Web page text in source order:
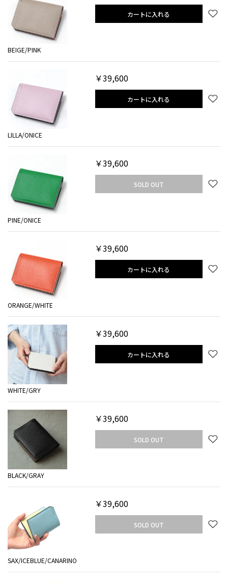
BEIGE/PINK
カートに入れる
LILLA/ONICE
￥39,600
カートに入れる
PINE/ONICE
￥39,600
SOLD OUT
ORANGE/WHITE
￥39,600
カートに入れる
WHITE/GRY
￥39,600
カートに入れる
BLACK/GRAY
￥39,600
SOLD OUT
SAX/ICEBLUE/CANARINO
￥39,600
SOLD OUT